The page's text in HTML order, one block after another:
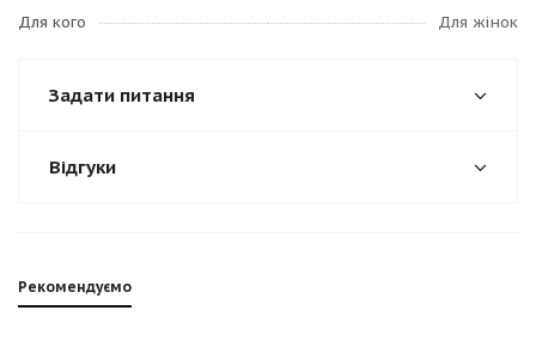
Для кого
Для жінок
Задати питання
Відгуки
Рекомендуємо